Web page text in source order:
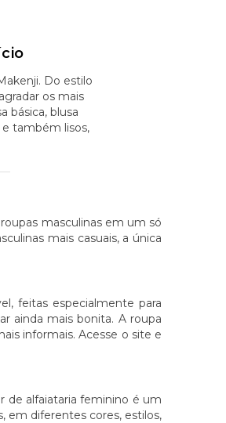
Do estilo
os mais
básica, blusa
também lisos,
masculinas em um só
mais casuais, a única
feitas especialmente para
ainda mais bonita. A roupa
informais. Acesse o site e
de alfaiataria feminino é um
em diferentes cores, estilos,